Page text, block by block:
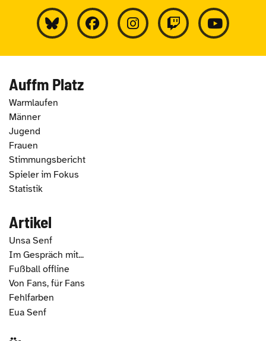
Auffm Platz
Warmlaufen
Männer
Jugend
Frauen
Stimmungsbericht
Spieler im Fokus
Statistik
Artikel
Unsa Senf
Im Gespräch mit...
Fußball offline
Von Fans, für Fans
Fehlfarben
Eua Senf